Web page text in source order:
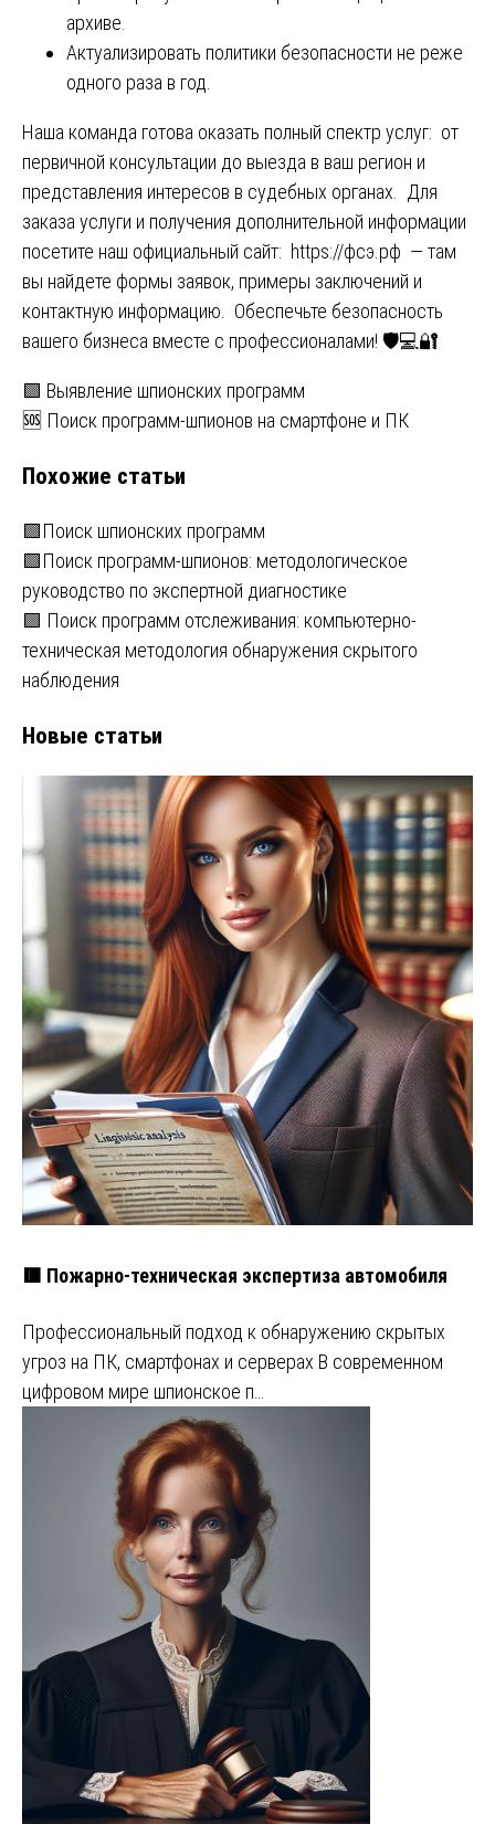
архиве.
Актуализировать политики безопасности не реже
одного раза в год.
Наша команда готова оказать полный спектр услуг: от
первичной консультации до выезда в ваш регион и
представления интересов в судебных органах. Для
заказа услуги и получения дополнительной информации
посетите наш официальный сайт: https://фсэ.рф — там
вы найдете формы заявок, примеры заключений и
контактную информацию. Обеспечьте безопасность
вашего бизнеса вместе с профессионалами! 🛡️💻🔐
Навигация
по
записям
🟩 Выявление шпионских программ
🆘 Поиск программ-шпионов на смартфоне и ПК
Похожие статьи
🟩Поиск шпионских программ
🟩Поиск программ-шпионов: методологическое
руководство по экспертной диагностике
🟩 Поиск программ отслеживания: компьютерно-
техническая методология обнаружения скрытого
наблюдения
Новые статьи
🟥 Пожарно-техническая экспертиза автомобиля
Профессиональный подход к обнаружению скрытых
угроз на ПК, смартфонах и серверах В современном
цифровом мире шпионское п…